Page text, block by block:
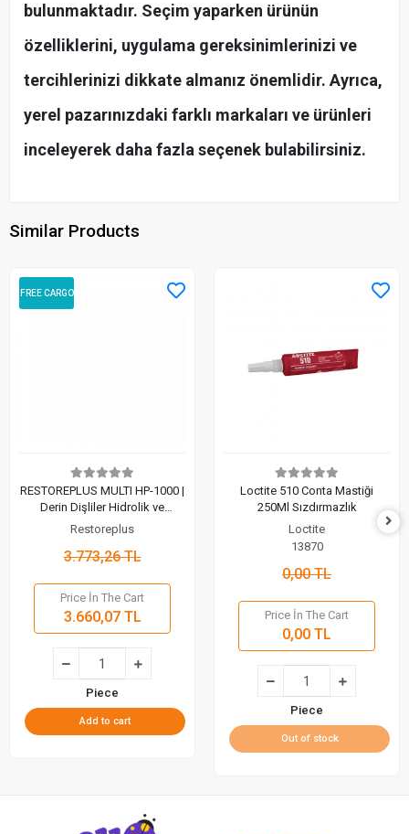
bulunmaktadır. Seçim yaparken ürünün
özelliklerini, uygulama gereksinimlerinizi ve
tercihlerinizi dikkate almanız önemlidir. Ayrıca,
yerel pazarınızdaki farklı markaları ve ürünleri
inceleyerek daha fazla seçenek bulabilirsiniz.
Similar Products
FREE CARGO
RESTOREPLUS MULTI HP-1000 |
Derin Dişliler Hidrolik ve
Pnömatik Sızdırmazlık
Restoreplus
3.773,26 TL
Price İn The Cart
3.660,07 TL
Piece
Add to cart
Loctite 510 Conta Mastiği
250Ml Sızdırmazlık
Loctite
13870
0,00 TL
Price İn The Cart
0,00 TL
Piece
Out of stock